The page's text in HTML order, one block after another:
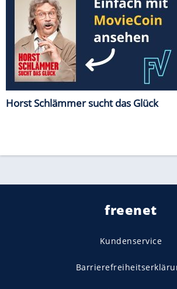
Horst Schlämmer sucht das Glück
freenet
Kundenservice